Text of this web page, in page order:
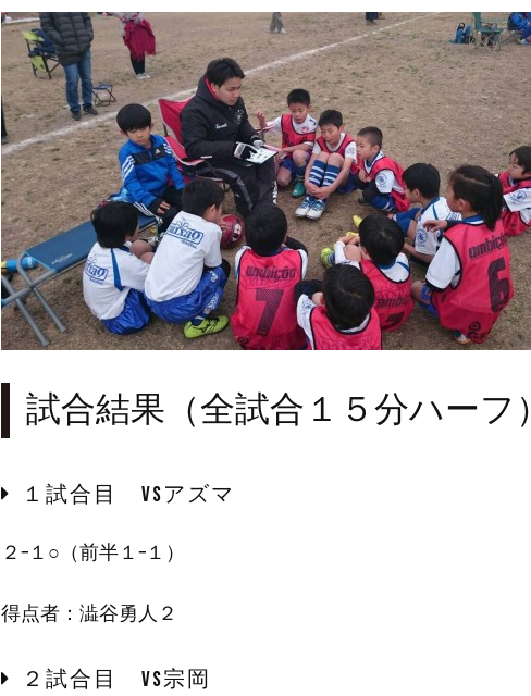
試合結果（全試合１５分ハーフ）
１試合目 VSアズマ
２−１○（前半１−１）
得点者：澁谷勇人２
２試合目 VS宗岡